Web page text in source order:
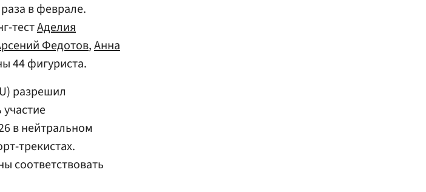
в феврале.
тестАделия
Федотов,Анна
44 фигуриста.
разрешил
в нейтральном
трекистах.
соответствовать